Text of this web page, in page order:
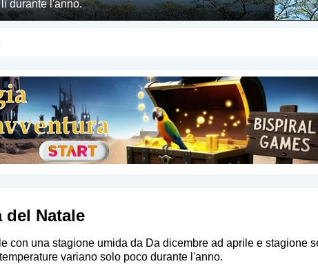
durante l'anno.
del Natale
con una stagione umida da Da dicembre ad aprile e stagione
variano solo poco durante l'anno.